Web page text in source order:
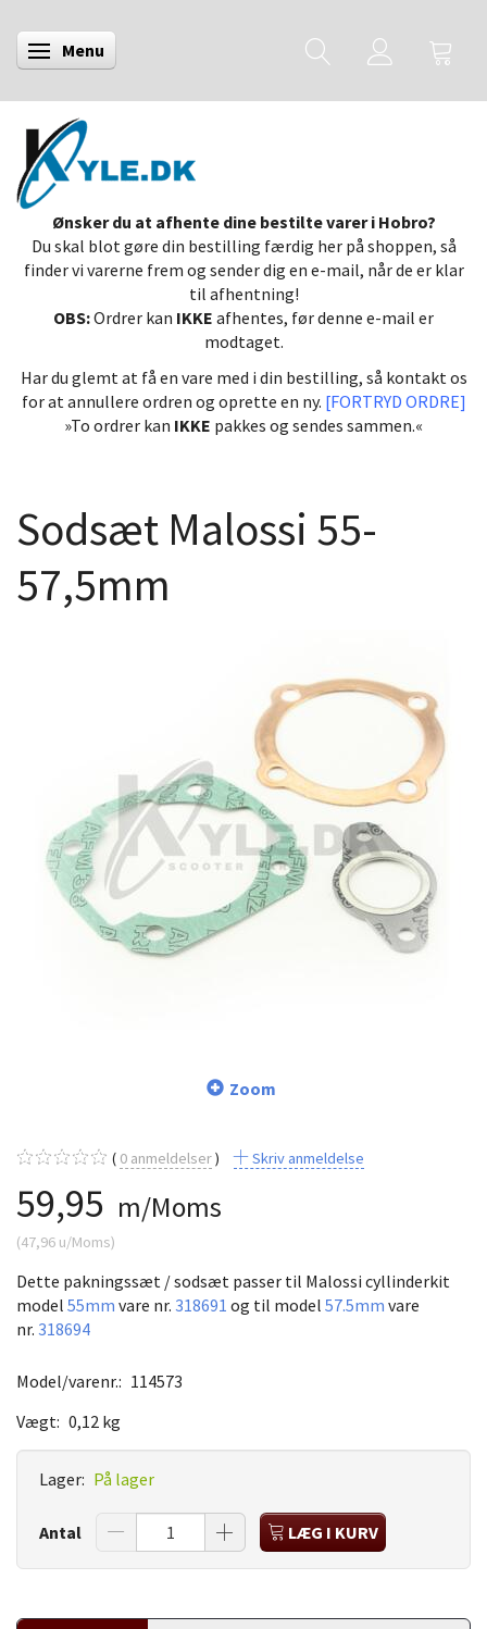
Skifte navigation
Menu
Ønsker du at afhente dine bestilte varer i Hobro?
Du skal blot gøre din bestilling færdig her på shoppen, så
finder vi varerne frem og sender dig en e-mail, når de er klar
til afhentning!
OBS:Ordrer kan IKKE afhentes, før denne e-mail er
modtaget.
Har du glemt at få en vare med i din bestilling, så kontakt os
for at annullere ordren og oprette en ny. [FORTRYD ORDRE]
»To ordrer kan IKKE pakkes og sendes sammen.«
Sodsæt Malossi 55-
57,5mm
Zoom
0 anmeldelser Skriv anmeldelse
59,95 m/Moms
(47,96 u/Moms)
Dette pakningssæt / sodsæt passer til Malossi cyllinderkit
model 55mm vare nr. 318691 og til model 57.5mm vare
nr. 318694
Model/varenr.: 114573
Vægt: 0,12 kg
Lager: På lager
Antal LÆG I KURV